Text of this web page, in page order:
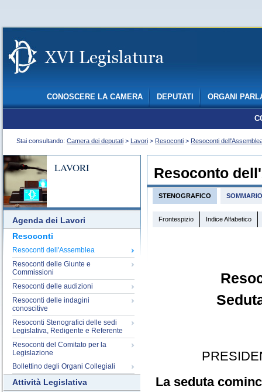
CONOSCERE LA CAMERA DEPUTATI ORGANI
Stai consultando: Camera dei deputati > Lavori > Resoconti > Resoconti
LAVORI
Agenda dei Lavori
Resoconti
Resoconti dell'Assemblea
Resoconti delle Giunte e
Commissioni
Resoconti delle audizioni
Resoconti delle indagini
conoscitive
Resoconti Stenografici delle sedi
Legislativa, Redigente e Referente
Resoconti del Comitato per la
Legislazione
Bollettino degli Organi Collegiali
Attività Legislativa
Resoconto
STENOGRAFICO SOMMARIO
Frontespizio Indice Alfabetico
La seduta